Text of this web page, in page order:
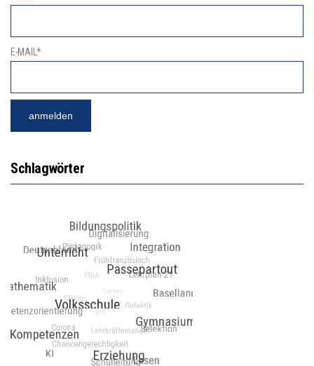
E-MAIL*
Schlagwörter